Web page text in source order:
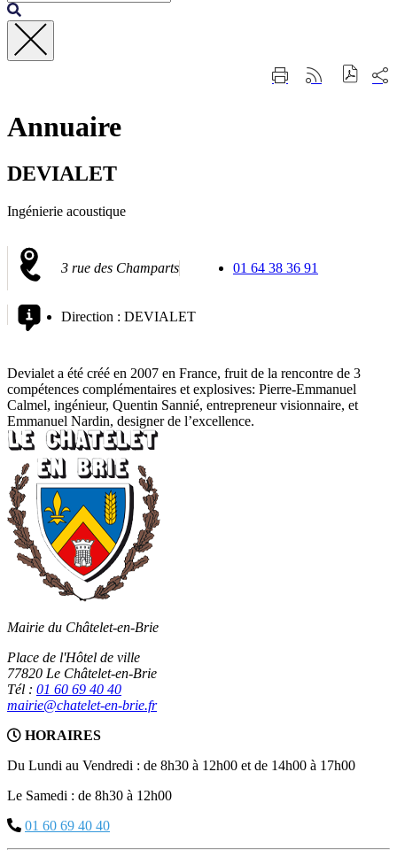
Fermer
ImprimerGénérer
sur
Annuaire
DEVIALET
Ingénierie acoustique
3 rue des Champarts 01 64 38 36 91
Direction : DEVIALET
Devialet a été créé en 2007 en France, fruit de la rencontre de 3
compétences complémentaires et explosives: Pierre-Emmanuel
Calmel, ingénieur, Quentin Sannié, entrepreneur visionnaire, et
Emmanuel Nardin, designer de l’excellence.
Mairie du Châtelet-en-Brie
Place de l'Hôtel de ville
77820 Le Châtelet-en-Brie
Tél : 01 60 69 40 40
mairie@chatelet-en-brie.fr
HORAIRES
Du Lundi au Vendredi : de 8h30 à 12h00 et de 14h00 à 17h00
Le Samedi : de 8h30 à 12h00
01 60 69 40 40